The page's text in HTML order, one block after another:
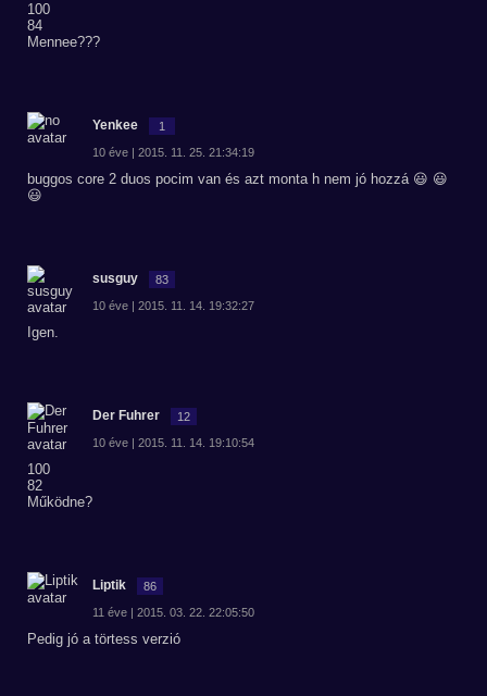
100
84
Mennee???
Yenkee 1
10 éve | 2015. 11. 25. 21:34:19
buggos core 2 duos pocim van és azt monta h nem jó hozzá 😃 😃
😃
susguy 83
10 éve | 2015. 11. 14. 19:32:27
Igen.
Der Fuhrer 12
10 éve | 2015. 11. 14. 19:10:54
100
82
Működne?
Liptik 86
11 éve | 2015. 03. 22. 22:05:50
Pedig jó a törtess verzió